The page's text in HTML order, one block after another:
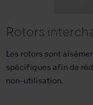
Rotors
Les rotors sont
spécifiques afin de
non-utilisation.